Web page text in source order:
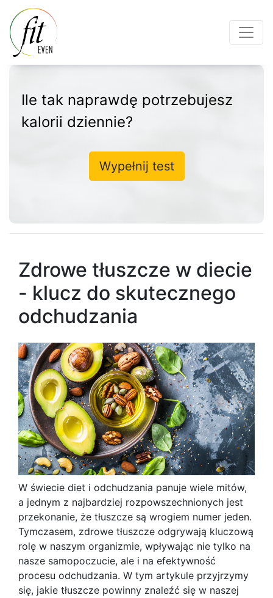
Ile tak naprawdę potrzebujesz
kalorii dziennie?
Wypełnij test
Zdrowe tłuszcze w diecie
- klucz do skutecznego
odchudzania
W świecie diet i odchudzania panuje wiele mitów,
a jednym z najbardziej rozpowszechnionych jest
przekonanie, że tłuszcze są wrogiem numer jeden.
Tymczasem, zdrowe tłuszcze odgrywają kluczową
rolę w naszym organizmie, wpływając nie tylko na
nasze samopoczucie, ale i na efektywność
procesu odchudzania. W tym artykule przyjrzymy
się, jakie tłuszcze powinny znaleźć się w naszej